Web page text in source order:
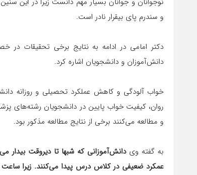
و سندرم پای بیقرار نادر است.
دکتر امامی در ادامه به نتایج برخی تحقیقات در
دانش‌آموزان و دانشجویان اشاره کرد.
خواب آلودگی و کاهش عملکرد تحصیلی و روزانه
روان، کیفیت خواب پایین در دانشجویان رشته‌های
و مطالعه می‌کنند برخی از نتایج مطالعه مذکور بود.
به گفته ویدانش‌آموزانی که شبها تا دیروقت بیدار
عمکرد ضعیفی در کلاس درس پیدا می‌کنند. زیرا